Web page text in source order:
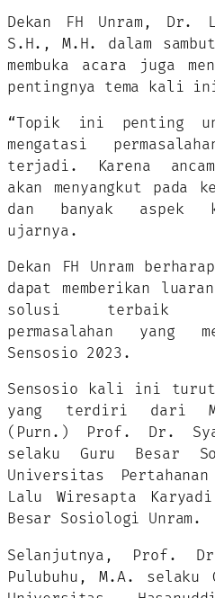
Dekan FH Unram, Dr.
S.H., M.H. dalam
membuka acara juga
pentingnya tema kali
“Topik ini penting
mengatasi
terjadi. Karena
akan menyangkut pada
dan banyak aspek
ujarnya.
Dekan FH Unram
dapat memberikan
solusi terbaik
permasalahan yang
Sensosio 2023.
Sensosio kali ini turut
yang terdiri dari
(Purn.) Prof. Dr.
selaku Guru Besar
Universitas
Lalu Wiresapta
Besar Sosiologi Unram.
Selanjutnya, Prof.
Pulubuhu, M.A. selaku